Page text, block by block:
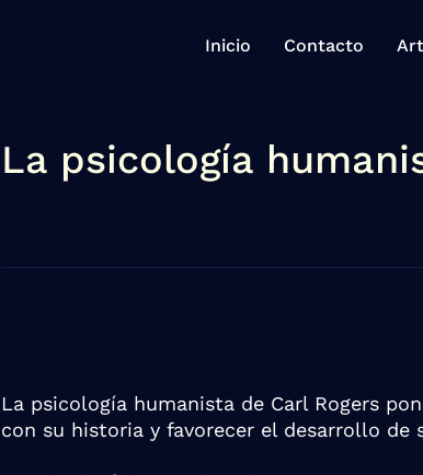
Inicio Contacto
La psicología
La psicología humanista de Carl Rogers
con su historia y favorecer el desarrollo de